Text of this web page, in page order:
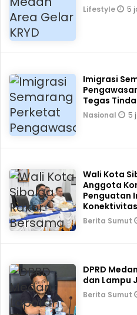
Lifestyle 5
Imigrasi
Tegas
Nasional 5
Wali Kota
Anggota
Penguatan
Berita Sumut
DPRD
Berita Sumut